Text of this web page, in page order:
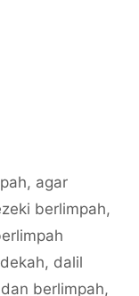
, agar
berlimpah,
, dalil
berlimpah,